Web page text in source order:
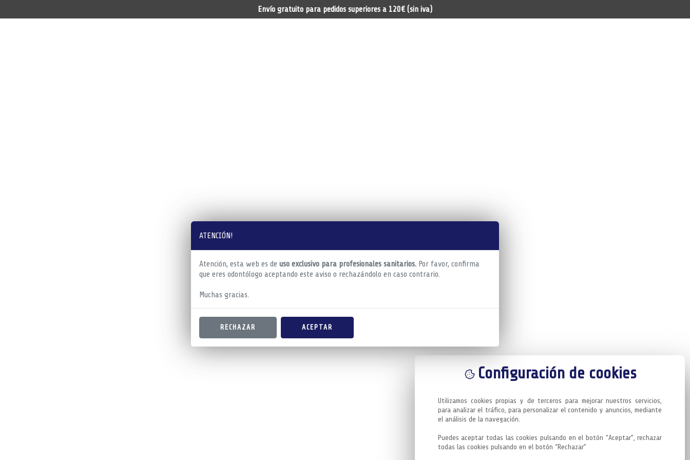
ATENCIÓN!
Atención, esta web es de uso exclusivo para profesionales sanitarios. Por favor, confirma
que eres odontólogo aceptando este aviso o rechazándolo en caso contrario.
Muchas gracias.
RECHAZAR ACEPTAR
Configuración de cookies
Utilizamos cookies propias y de terceros para mejorar nuestros servicios,
para analizar el tráfico, para personalizar el contenido y anuncios, mediante
el análisis de la navegación.
Puedes aceptar todas las cookies pulsando en el botón “Aceptar”, rechazar
todas las cookies pulsando en el botón “Rechazar”
Envío gratuito para pedidos superiores a 120€ (sin iva)